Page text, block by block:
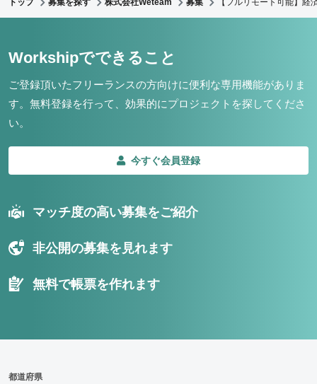
トップ 募集を探す 株式会社Weteam 募集 【フルリモート可能】
Workshipでできること
ご登録頂いたフリーランスの方向けに便利な専用機能がありま
す。 無料登録を行って、効果的にプロジェクトを探してくださ
い。
今すぐ会員登録
マッチ度の高い募集をご紹介
非公開の募集を見れます
無料で帳票を作れます
都道府県